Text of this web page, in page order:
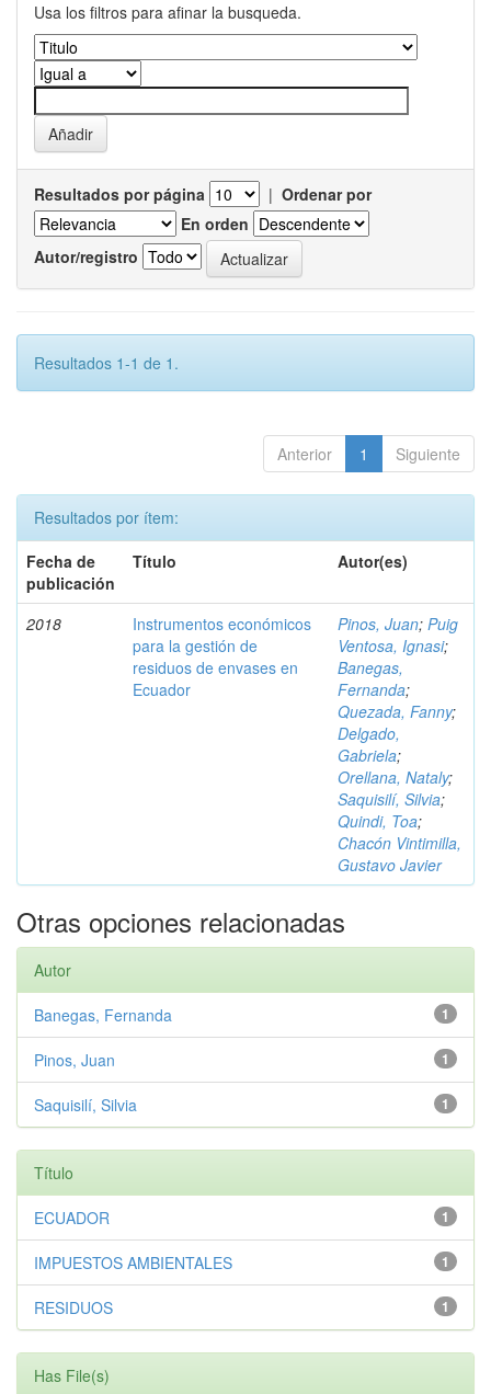
Usa los filtros para afinar la busqueda.
Resultados por página | Ordenar por
En orden
Autor/registro
Resultados 1-1 de 1.
Anterior 1 Siguiente
Resultados por ítem:
Fecha de
publicación
Título Autor(es)
2018
Instrumentos económicos
para la gestión de
residuos de envases en
Ecuador
Pinos, Juan; Puig
Ventosa, Ignasi;
Banegas,
Fernanda;
Quezada, Fanny;
Delgado,
Gabriela;
Orellana, Nataly;
Saquisilí, Silvia;
Quindi, Toa;
Chacón Vintimilla,
Gustavo Javier
Otras opciones relacionadas
Autor
1
Banegas, Fernanda
1
Pinos, Juan
1
Saquisilí, Silvia
Título
1
ECUADOR
1
IMPUESTOS AMBIENTALES
1
RESIDUOS
Has File(s)